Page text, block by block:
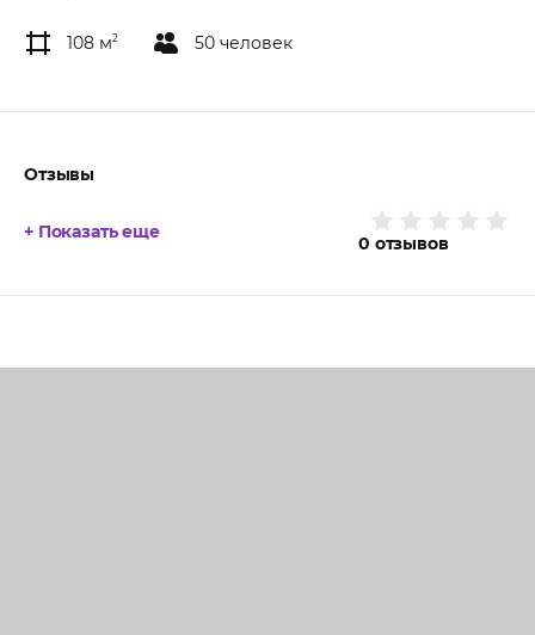
108 м2 50 человек
Отзывы
0 отзывов
+ Показать еще